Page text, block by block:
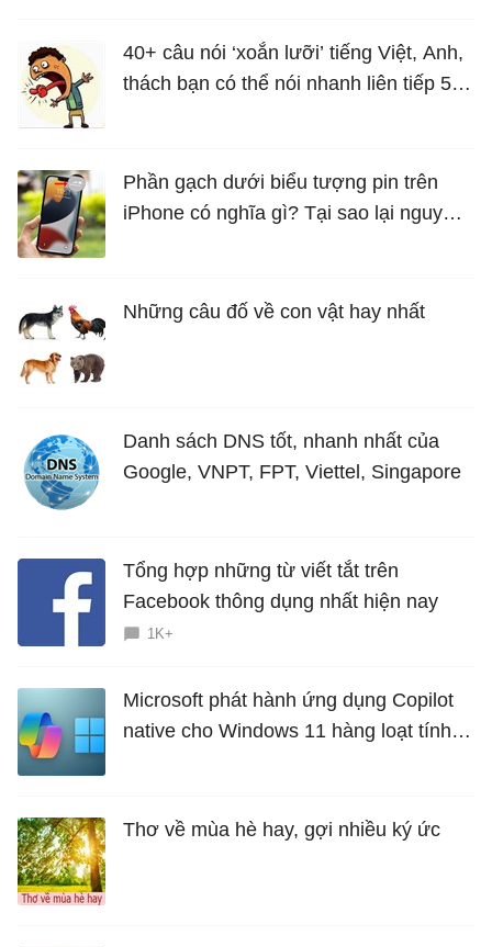
40+ câu nói ‘xoắn lưỡi’ tiếng Việt, Anh,
thách bạn có thể nói nhanh liên tiếp 5
Phần gạch dưới biểu tượng pin trên
iPhone có nghĩa gì? Tại sao lại nguy
Những câu đố về con vật hay nhất
Danh sách DNS tốt, nhanh nhất của
Google, VNPT, FPT, Viettel, Singapore
Tổng hợp những từ viết tắt trên
Facebook thông dụng nhất hiện nay
1K+
Microsoft phát hành ứng dụng Copilot
native cho Windows 11 hàng loạt tính
Thơ về mùa hè hay, gợi nhiều ký ức